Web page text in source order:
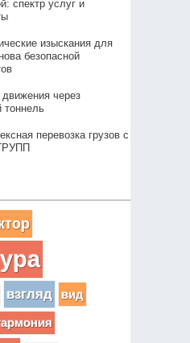
спектр услуг и
изыскания для
безопасной
через
перевозка грузов с
взгляд вид